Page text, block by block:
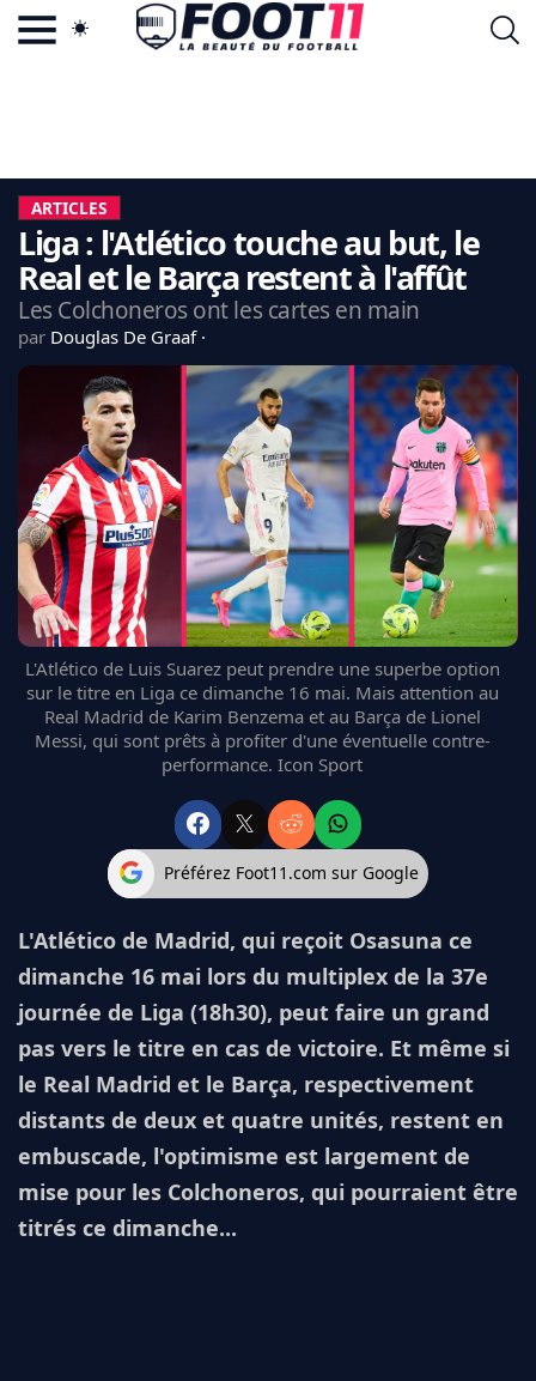
LA CHARTE
VIE PRIVÉE
CGU
CONTACTEZ-NOUS
MERCATO
CDM 2026
PSG
LIGUE 1
REAL MADRID
FC BARCELONE
MANCHESTER UNITED
CHELSEA
ARSENAL
BAYERN
L'AVIS DE LA RÉDAC'
ARTICLES
Liga : l'Atlético touche au but, le
Real et le Barça restent à l'affût
Les Colchoneros ont les cartes en main
par Douglas De Graaf
L'Atlético de Luis Suarez peut prendre une superbe option
sur le titre en Liga ce dimanche 16 mai. Mais attention au
Real Madrid de Karim Benzema et au Barça de Lionel
Messi, qui sont prêts à profiter d'une éventuelle contre-
performance. Icon Sport
Préférez Foot11.com sur Google
L'Atlético de Madrid, qui reçoit Osasuna ce
dimanche 16 mai lors du multiplex de la 37e
journée de Liga (18h30), peut faire un grand
pas vers le titre en cas de victoire. Et même si
le Real Madrid et le Barça, respectivement
distants de deux et quatre unités, restent en
embuscade, l'optimisme est largement de
mise pour les Colchoneros, qui pourraient être
titrés ce dimanche...